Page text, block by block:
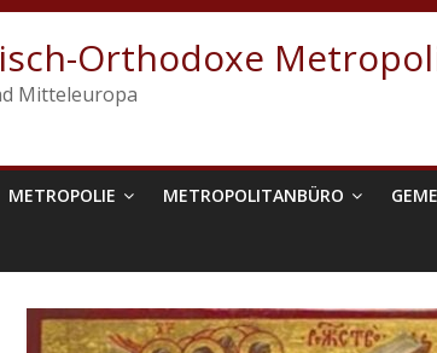
Orthodoxe
Mitteleuropa
METROPOLIE METROPOLITANBÜRO